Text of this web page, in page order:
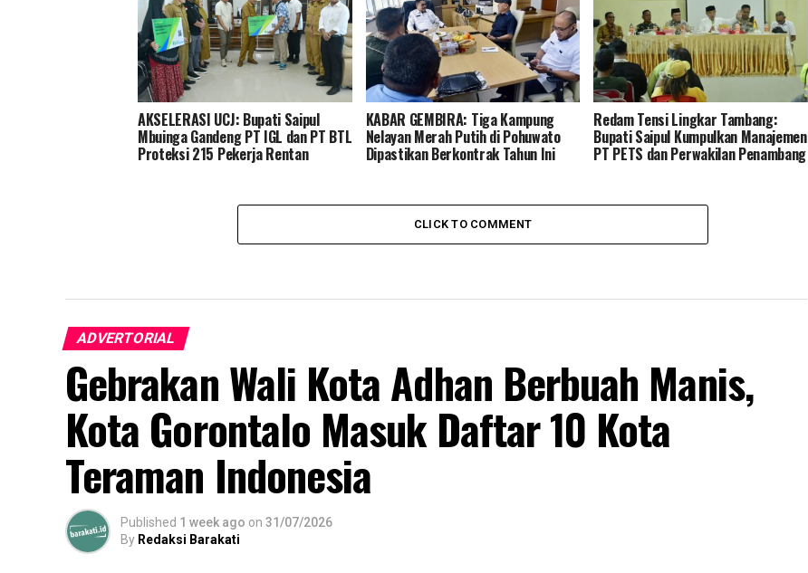
AKSELERASI UCJ: Bupati Saipul
Mbuinga Gandeng PT IGL dan PT BTL
Proteksi 215 Pekerja Rentan
KABAR GEMBIRA: Tiga Kampung
Nelayan Merah Putih di Pohuwato
Dipastikan Berkontrak Tahun Ini
Redam Tensi Lingkar Tambang:
Bupati Saipul Kumpulkan Manajemen
PT PETS dan Perwakilan Penambang
CLICK TO COMMENT
ADVERTORIAL
Gebrakan Wali Kota Adhan Berbuah Manis,
Kota Gorontalo Masuk Daftar 10 Kota
Teraman Indonesia
Published 1 week ago on 31/07/2026
By Redaksi Barakati